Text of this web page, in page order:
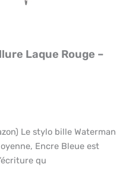
Laque Rouge –
Le stylo bille Waterman
Encre Bleue est
qu